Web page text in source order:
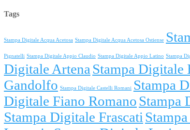
Tags
Stampa Digitale Acqua Acetosa Stampa Digitale Acqua Acetosa Ostiense
Pignatelli Stampa Digitale Appio Claudio Stampa Digitale Appio Latino Stampa
Digitale Artena Stampa Digitale
Gandolfo Stampa Digitale Castelli Romani Stampa
Digitale Fiano Romano Stampa
Stampa Digitale Frascati